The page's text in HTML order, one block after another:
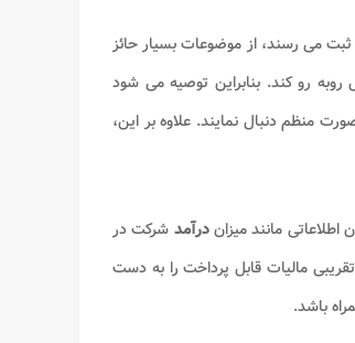
ثبت می رسند، از موضوعات بسیار حائز
رو کند. بنابراین توصیه می شود
منظم دنبال نمایند. علاوه بر این،
اطلاعاتی مانند میزاندرآمد شرکت در
مالیات قابل پرداخت را به دست
باشد.